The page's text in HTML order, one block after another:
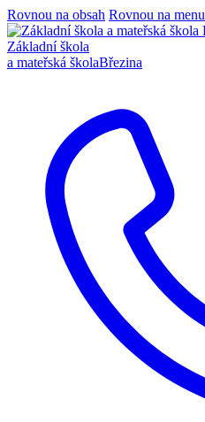
Rovnou na obsah Rovnou na menu
Základní škola
a mateřská školaBřezina